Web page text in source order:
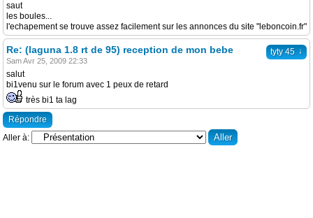
saut
les boules...
l'echapement se trouve assez facilement sur les annonces du site "leboncoin.fr"
tyty 45 ↓
Re: (laguna 1.8 rt de 95) reception de mon bebe
Sam Avr 25, 2009 22:33
salut
bi1venu sur le forum avec 1 peux de retard
très bi1 ta lag
Répondre
Aller à: